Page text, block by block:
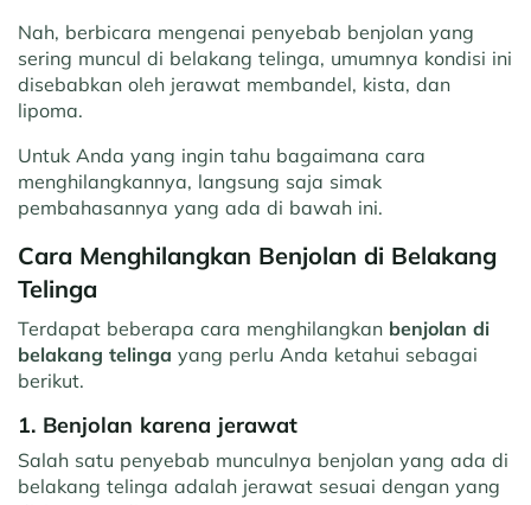
Nah, berbicara mengenai penyebab benjolan yang
sering muncul di belakang telinga, umumnya kondisi ini
disebabkan oleh jerawat membandel, kista, dan
lipoma.
Untuk Anda yang ingin tahu bagaimana cara
menghilangkannya, langsung saja simak
pembahasannya yang ada di bawah ini.
Cara Menghilangkan Benjolan di Belakang
Telinga
Terdapat beberapa cara menghilangkan benjolan di
belakang telinga yang perlu Anda ketahui sebagai
berikut.
1. Benjolan karena jerawat
Salah satu penyebab munculnya benjolan yang ada di
belakang telinga adalah jerawat sesuai dengan yang